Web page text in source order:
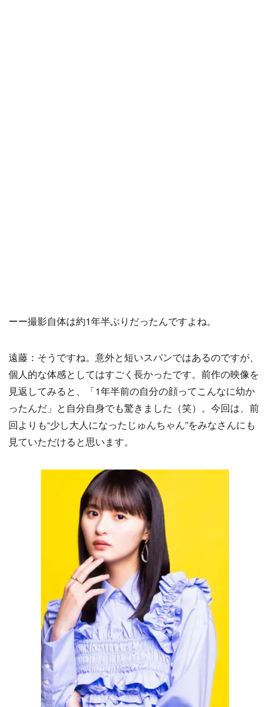
ーー撮影自体は約1年半ぶりだったんですよね。
遠藤：そうですね。意外と短いスパンではあるのですが、
個人的な体感としてはすごく長かったです。前作の映像を
見返してみると、「1年半前の自分の顔ってこんなに幼か
ったんだ」と自分自身でも驚きました（笑）。今回は、前
回よりも“少し大人になったじゅんちゃん”をみなさんにも
見ていただけると思います。